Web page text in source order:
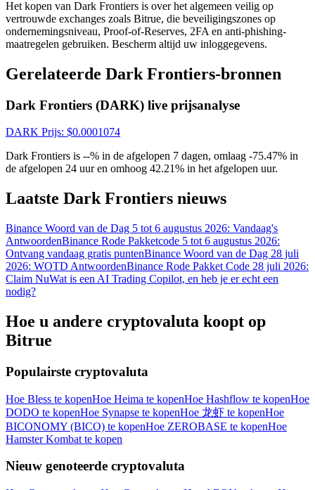
Aanmelden
Beloningscentrum
Bitrue-app
Het kopen van Dark Frontiers is over het algemeen veilig op
vertrouwde exchanges zoals Bitrue, die beveiligingszones op
ondernemingsniveau, Proof-of-Reserves, 2FA en anti-phishing-
maatregelen gebruiken. Bescherm altijd uw inloggegevens.
Gerelateerde Dark Frontiers-bronnen
Dark Frontiers (DARK) live prijsanalyse
DARK Prijs: $0.0001074
Dark Frontiers is --% in de afgelopen 7 dagen, omlaag -75.47% in
de afgelopen 24 uur en omhoog 42.21% in het afgelopen uur.
Laatste Dark Frontiers nieuws
Binance Woord van de Dag 5 tot 6 augustus 2026: Vandaag's
AntwoordenBinance Rode Pakketcode 5 tot 6 augustus 2026:
Ontvang vandaag gratis puntenBinance Woord van de Dag 28 juli
2026: WOTD AntwoordenBinance Rode Pakket Code 28 juli 2026:
Claim NuWat is een AI Trading Copilot, en heb je er echt een
nodig?
Hoe u andere cryptovaluta koopt op
Bitrue
Populairste cryptovaluta
Hoe Bless te kopenHoe Heima te kopenHoe Hashflow te kopenHoe
DODO te kopenHoe Synapse te kopenHoe 龙虾 te kopenHoe
BICONOMY (BICO) te kopenHoe ZEROBASE te kopenHoe
Hamster Kombat te kopen
Nieuw genoteerde cryptovaluta